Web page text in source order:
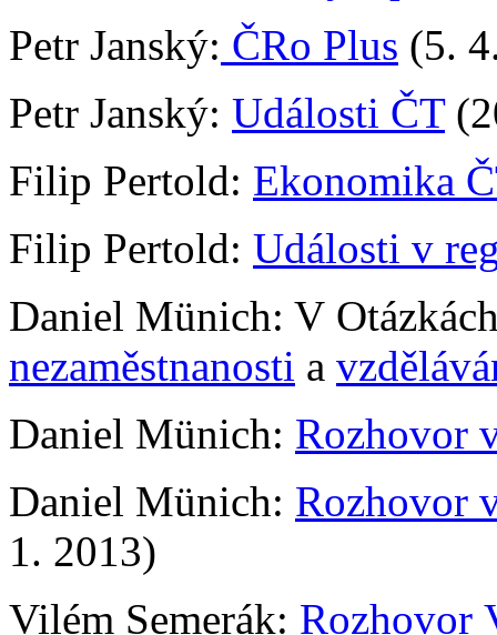
Petr Janský: ČRo Plus (5.
Petr Janský: Události ČT
Filip Pertold: Ekonomika
Filip Pertold: Události v
Daniel Münich: V
nezaměstnanosti a
Daniel Münich: Rozhovor
Daniel Münich: Rozhovor
1. 2013)
Vilém Semerák: Rozhovor